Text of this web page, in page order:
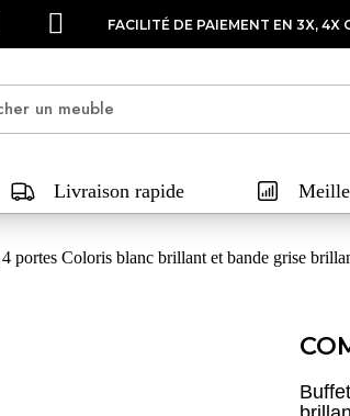
FACILITÉ DE PAIEMENT EN 3X, 4X
Livraison rapide
portes Coloris blanc brillant et bande grise